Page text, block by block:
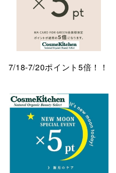
7/18-7/20ポイント5倍！！